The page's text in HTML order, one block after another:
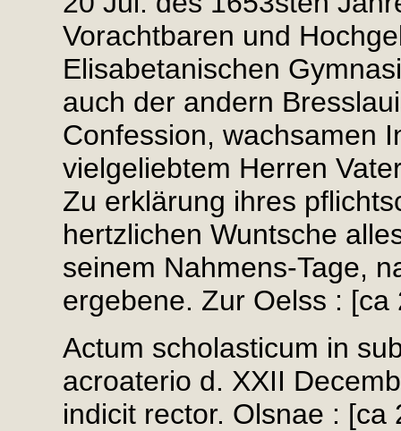
Vorachtbaren und
Elisabetanischen
auch der andern
Confession, wachsamen
vielgeliebtem Herren
Zu erklärung ihres
hertzlichen Wuntsche
seinem Nahmens-Tage,
ergebene. Zur Oelss : [ca
Actum scholasticum in
acroaterio d. XXII
indicit rector. Olsnae : [ca